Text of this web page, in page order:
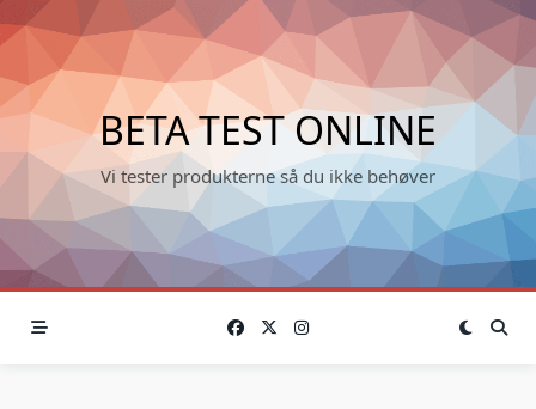
Skip
to
content
BETA TEST ONLINE
Vi tester produkterne så du ikke behøver